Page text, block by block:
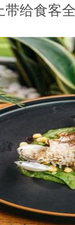
带给食客